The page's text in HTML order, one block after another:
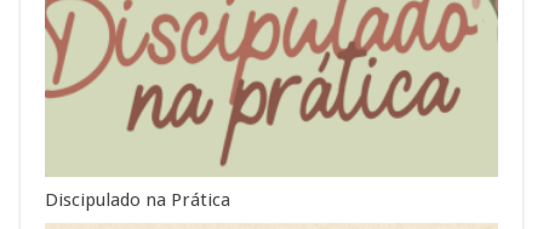
Discipulado na Prática